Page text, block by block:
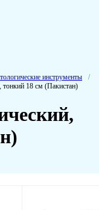
инструменты
/
тонкий 18 см (Пакистан)